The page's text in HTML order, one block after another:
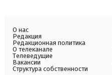
О нас
Редакция
Редакционная политика
О телеканале
Телеведущие
Вакансии
Структура собственности